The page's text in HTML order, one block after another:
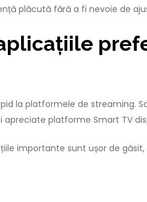
plăcută fără a fi nevoie de
la platformele de streaming.
platforme Smart TV
importante sunt ușor de